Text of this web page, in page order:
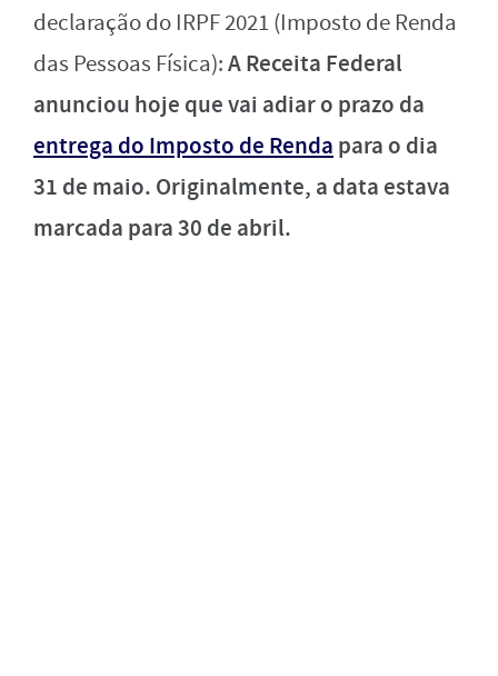
declaração do IRPF 2021 (Imposto de Renda
das Pessoas Física):A Receita Federal
anunciou hoje que vai adiar o prazo da
entrega do Imposto de Renda para o dia
31 de maio. Originalmente, a data estava
marcada para 30 de abril.